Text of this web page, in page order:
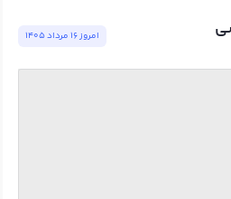
امروز ١٦ مرداد ١٤٠٥